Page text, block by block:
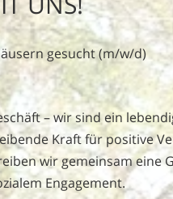
gesucht (m/w/d)
– wir sind ein
Kraft für positive
wir gemeinsam eine
Engagement.